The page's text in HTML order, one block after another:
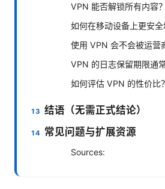
VPN 能否解锁所有内容？
如何在移动设备上更安全
使用 VPN 会不会被运营
VPN 的日志保留期限通
如何评估 VPN 的性价比？
结语（无需正式结论）
常见问题与扩展资源
Sources: